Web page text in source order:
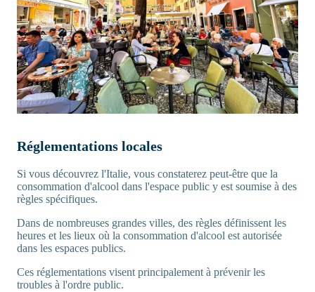
Réglementations locales
Si vous découvrez l'Italie, vous constaterez peut-être que la
consommation d'alcool dans l'espace public y est soumise à des
règles spécifiques.
Dans de nombreuses grandes villes, des règles définissent les
heures et les lieux où la consommation d'alcool est autorisée
dans les espaces publics.
Ces réglementations visent principalement à prévenir les
troubles à l'ordre public.